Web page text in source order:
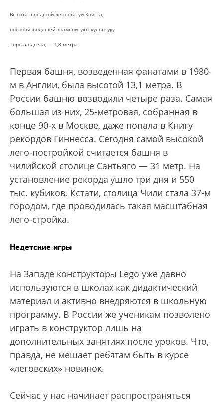
Высота шведской лего-статуи Христа,
воспроизводящей знаменитую скульптуру
Торвальдсена, — 1,8 метра
Первая башня, возведенная фанатами в 1980-
м в Англии, была высотой 13,1 метра. В
России башню возводили четыре раза. Самая
большая из них, 25-метровая, собранная в
конце 90-х в Москве, даже попала в Книгу
рекордов Гиннесса. Сегодня самой высокой
лего-постройкой считается башня в
чилийской столице Сантьяго — 31 метр. На
установление рекорда ушло три дня и 550
тыс. кубиков. Кстати, столица Чили стала 37-м
городом, где проводилась такая масштабная
лего-стройка.
Недетские игры
На Западе конструкторы Lego уже давно
используются в школах как дидактический
материал и активно внедряются в школьную
программу. В России же ученикам позволено
играть в конструктор лишь на
дополнительных занятиях после уроков. Что,
правда, не мешает ребятам быть в курсе
«леговских» новинок.
Сейчас у нас начинает распространяться